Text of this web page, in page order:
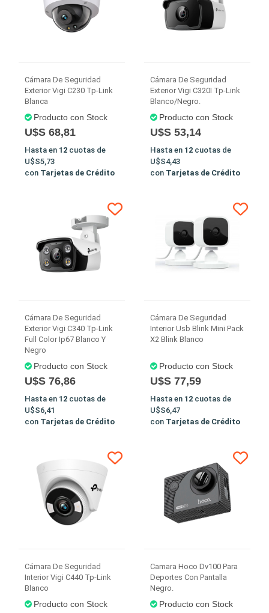
Cámara De Seguridad
Exterior Vigi C230 Tp-Link
Blanca
Producto con Stock
U$S 68,81
Hasta en 12 cuotas de
U$S5,73
con Tarjetas de Crédito
Cámara De Seguridad
Exterior Vigi C320I Tp-Link
Blanco/Negro.
Producto con Stock
U$S 53,14
Hasta en 12 cuotas de
U$S4,43
con Tarjetas de Crédito
Cámara De Seguridad
Exterior Vigi C340 Tp-Link
Full Color Ip67 Blanco Y
Negro
Producto con Stock
U$S 76,86
Hasta en 12 cuotas de
U$S6,41
con Tarjetas de Crédito
Cámara De Seguridad
Interior Usb Blink Mini Pack
X2 Blink Blanco
Producto con Stock
U$S 77,59
Hasta en 12 cuotas de
U$S6,47
con Tarjetas de Crédito
Cámara De Seguridad
Interior Vigi C440 Tp-Link
Blanco
Producto con Stock
Camara Hoco Dv100 Para
Deportes Con Pantalla
Negro.
Producto con Stock